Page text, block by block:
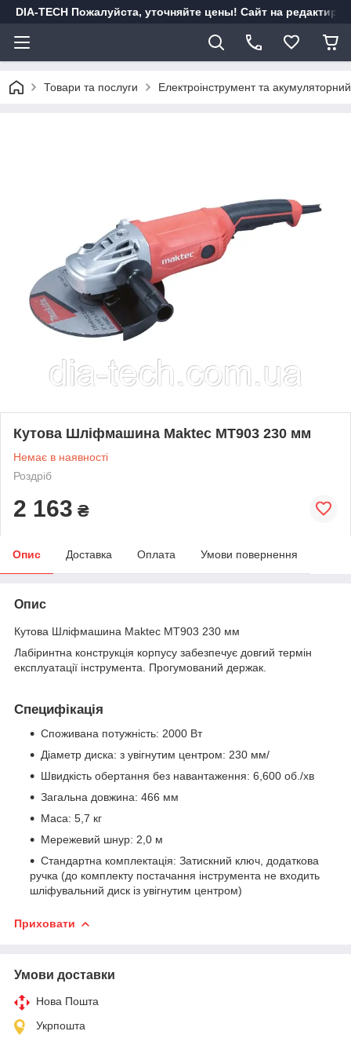
DIA-TECH Пожалуйста, уточняйте цены! Сайт на
Товари та послуги Електроінструмент та
Кутова Шліфмашина Maktec МТ903 230 мм
Немає в наявності
Роздріб
2 163 ₴
Опис Доставка Оплата Умови повернення
Опис
Кутова Шліфмашина Maktec МТ903 230 мм
Лабіринтна конструкція корпусу забезпечує довгий термін
експлуатації інструмента. Прогумований держак.
Специфікація
Споживана потужність: 2000 Вт
Діаметр диска: з увігнутим центром: 230 мм/
Швидкість обертання без навантаження: 6,600 об./хв
Загальна довжина: 466 мм
Маса: 5,7 кг
Мережевий шнур: 2,0 м
Стандартна комплектація: Затискний ключ, додаткова
ручка (до комплекту постачання інструмента не входить
шліфувальний диск із увігнутим центром)
Приховати
Умови доставки
Нова Пошта
Укрпошта